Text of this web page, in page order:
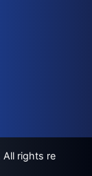
All rights re